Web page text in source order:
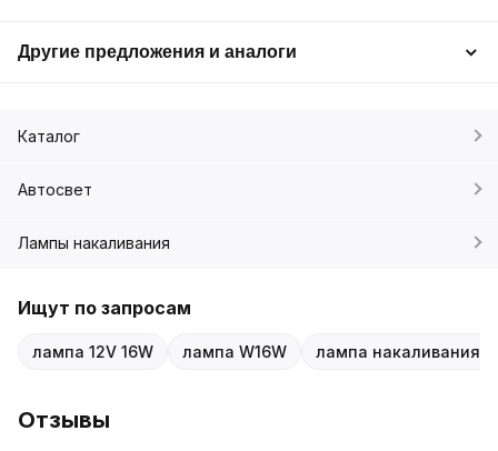
Другие предложения и аналоги
Каталог
Автосвет
Лампы накаливания
Ищут по запросам
лампа 12V 16W лампа W16W лампа накаливания
Отзывы